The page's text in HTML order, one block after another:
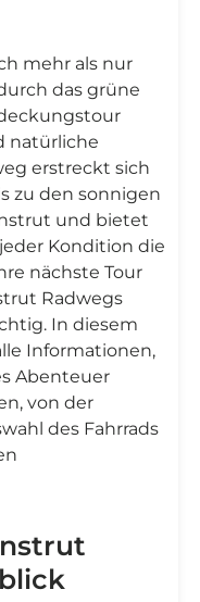
mehr als nur
das grüne
natürliche
erstreckt sich
zu den sonnigen
und bietet
Kondition die
nächste Tour
Radwegs
In diesem
Informationen,
Abenteuer
von der
des Fahrrads